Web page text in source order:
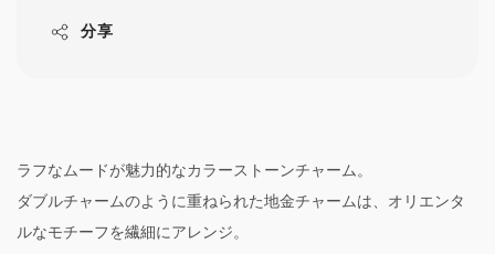
分享
ラフなムードが魅力的なカラーストーンチャーム。
ダブルチャームのように重ねられた地金チャームは、オリエンタ
ルなモチーフを繊細にアレンジ。